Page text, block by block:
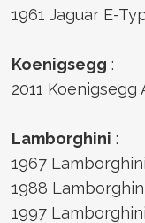
1961 Jaguar E-
Koenigsegg :
2011 Koenigsegg
Lamborghini :
1967
1988
1997